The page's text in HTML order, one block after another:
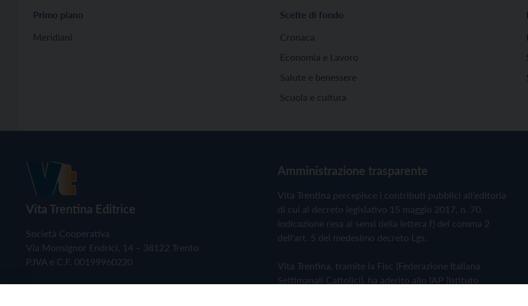
Primo piano
Meridiani
Scelte di fondo
Cronaca
Economia e Lavoro
Salute e benessere
Scuola e cultura
Vita Trentina Editrice
Società Cooperativa
Via Monsignor Endrici, 14 – 38122 Trento
P.IVA e C.F. 00199960220
Amministrazione trasparente
Vita Trentina percepisce i contributi pubblici all'editoria
di cui al decreto legislativo 15 maggio 2017, n. 70.
Indicazione resa ai sensi della lettera f) del comma 2
dell'art. 5 del medesimo decreto Lgs.
Vita Trentina, tramite la Fisc (Federazione Italiana
Settimanali Cattolici), ha aderito allo IAP (Istituto